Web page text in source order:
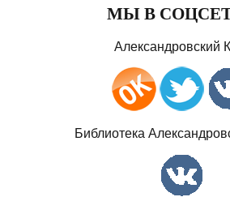
МЫ В
Александровский
Библиотека